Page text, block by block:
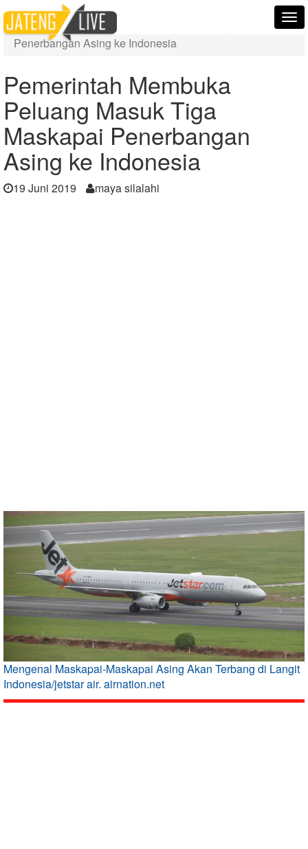
Home
Berita
Pemerintah Membuka Peluang Masuk Tiga Maskapai
Penerbangan Asing ke Indonesia
Pemerintah Membuka
Peluang Masuk Tiga
Maskapai Penerbangan
Asing ke Indonesia
19 Juni 2019 maya silalahi
Mengenal Maskapai-Maskapai Asing Akan Terbang di Langit
Indonesia/jetstar air. airnation.net